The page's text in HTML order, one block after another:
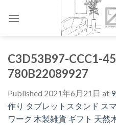
C3D53B97-CCC1-
780B22089927
Published 2021年6月21日 at
作り タブレットスタンド ス
ワーク 木製雑貨 ギフト 天然